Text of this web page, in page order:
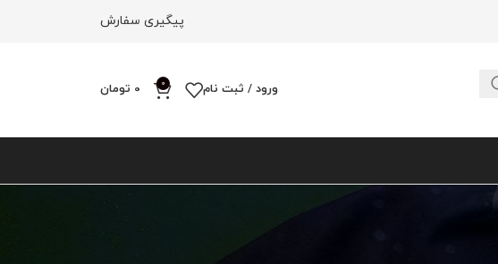
پیگیری سفارش
ورود / ثبت نام 0
0 تومان